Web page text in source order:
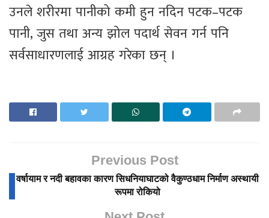
उनले शरीरमा पानीको कमी हुन नदिन पटक–पटक
पानी, जुस तथा अन्य झोल पदार्थ सेवन गर्न पनि
सर्वसाधारणलाई आग्रह गरेका छन् ।
Previous Post
वर्षायाम र नदी बहावका कारण सिधनियाघाटको वैकुण्ठधाम निर्माण अस्थायी
रूपमा रोकियो